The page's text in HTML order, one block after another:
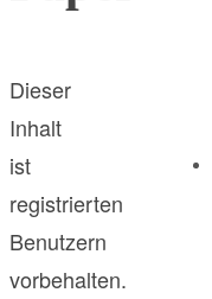
Dieser
Inhalt
ist
registrierten
Benutzern
vorbehalten.